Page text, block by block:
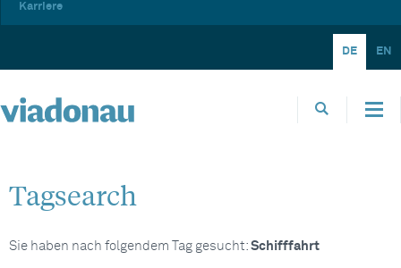
Karriere
DE EN
Tagsearch
Sie haben nach folgendem Tag gesucht: Schifffahrt